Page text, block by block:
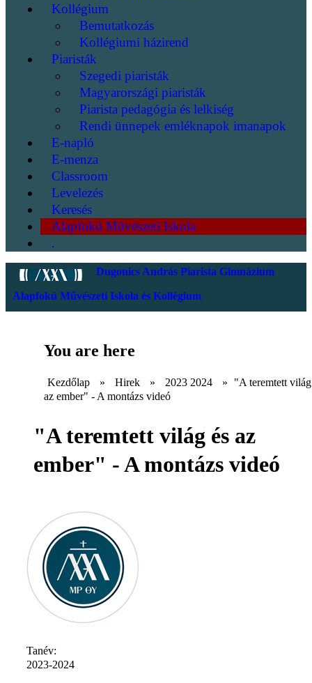
Kollégium
Bemutatkozás
Kollégiumi házirend
Piaristák
Szegedi piaristák
Magyarországi piaristák
Piarista pedagógia és lelkiség
Rendi ünnepek emléknapok imanapok
E-napló
E-menza
Classroom
Levelezés
Keresés
Alapfokú Művészeti Iskola
.
Dugonics András Piarista Gimnázium
Alapfokú Művészeti Iskola és Kollégium
You are here
Kezdőlap » Hirek » 2023 2024 »
"A teremtett világ
az ember" - A montázs videó
"A teremtett világ és az
ember" - A montázs videó
Tanév:
2023-2024